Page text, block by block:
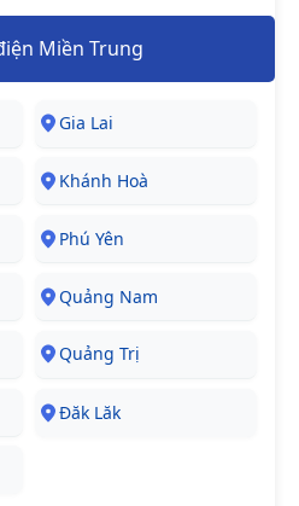
Miền Trung
Gia Lai
Khánh Hoà
Phú Yên
Quảng Nam
Quảng Trị
Đăk Lăk